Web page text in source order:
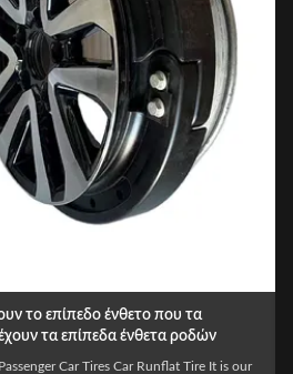
το επίπεδο σύστημα ελαστικών
18 ίντσας για τη ρόδα
insert for armored car wheel SUV car